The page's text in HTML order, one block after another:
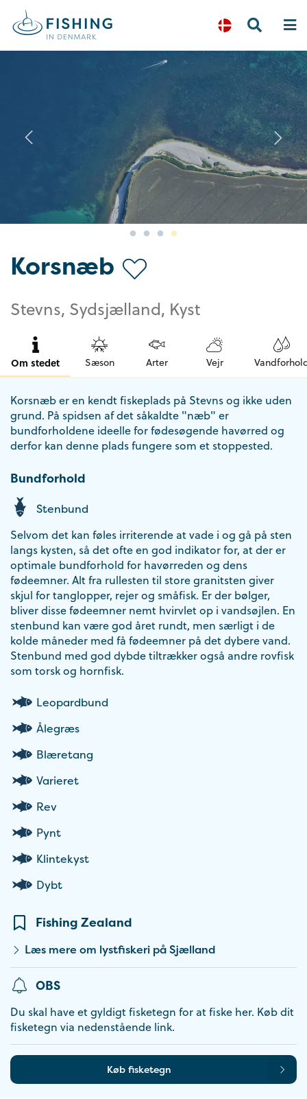
Previous
Korsnæb
Stevns, Sydsjælland, Kyst
Om stedet Sæson Arter Vejr
Korsnæb er en kendt fiskeplads på Stevns og ikke uden
grund. På spidsen af det såkaldte "næb" er
bundforholdene ideelle for fødesøgende havørred og
derfor kan denne plads fungere som et stoppested.
Bundforhold
Stenbund
Selvom det kan føles irriterende at vade i og gå på sten
langs kysten, så det ofte en god indikator for, at der er
optimale bundforhold for havørreden og dens
fødeemner. Alt fra rullesten til store granitsten giver
skjul for tanglopper, rejer og småfisk. Er der bølger,
bliver disse fødeemner nemt hvirvlet op i vandsøjlen. En
stenbund kan være god året rundt, men særligt i de
kolde måneder med få fødeemner på det dybere vand.
Stenbund med god dybde tiltrækker også andre rovfisk
som torsk og hornfisk.
Leopardbund
Ålegræs
Blæretang
Varieret
Rev
Pynt
Klintekyst
Dybt
Fishing Zealand
Læs mere om lystfiskeri på Sjælland
OBS
Du skal have et gyldigt fisketegn for at fiske her. Køb dit
fisketegn via nedenstående link.
Køb fisketegn